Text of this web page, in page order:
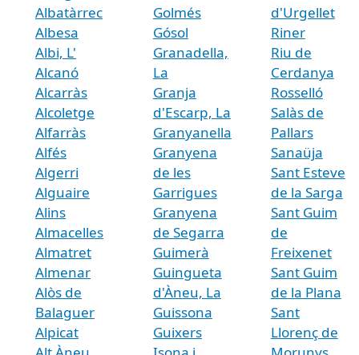
Albatàrrec
Albesa
Albi, L'
Alcanó
Alcarràs
Alcoletge
Alfarràs
Alfés
Algerri
Alguaire
Alins
Almacelles
Almatret
Almenar
Alòs de
Balaguer
Alpicat
Golmés
Gósol
Granadella,
La
Granja
d'Escarp, La
Granyanella
Granyena
de les
Garrigues
Granyena
de Segarra
Guimerà
Guingueta
d'Àneu, La
Guissona
Guixers
d'Urgellet
Riner
Riu de
Cerdanya
Rosselló
Salàs de
Pallars
Sanaüja
Sant Esteve
de la Sarga
Sant Guim
de
Freixenet
Sant Guim
de la Plana
Sant
Llorenç de